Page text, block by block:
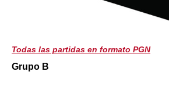
Todas las partidas en formato PGN
Grupo B